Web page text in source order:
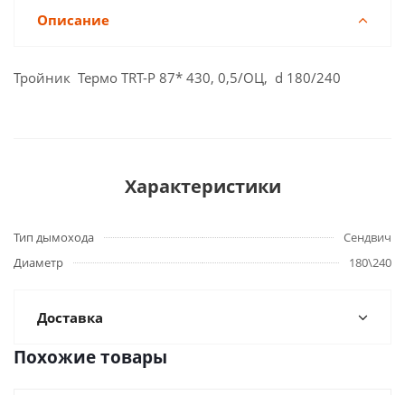
Описание
Тройник Термо TRT-P 87* 430, 0,5/ОЦ, d 180/240
Характеристики
Тип дымохода
Сендвич
Диаметр
180\240
Доставка
Похожие товары